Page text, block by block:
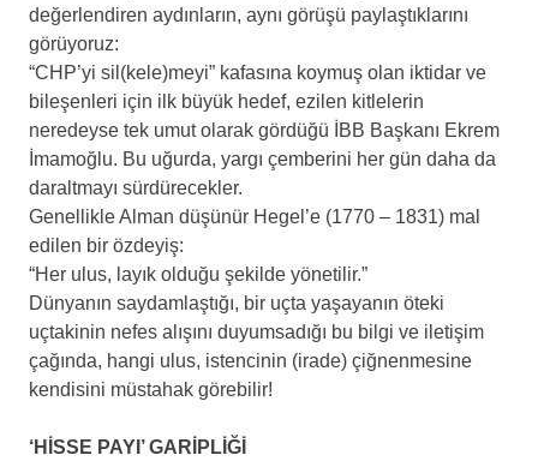
değerlendiren aydınların, aynı görüşü paylaştıklarını
görüyoruz:
“CHP’yi sil(kele)meyi” kafasına koymuş olan iktidar ve
bileşenleri için ilk büyük hedef, ezilen kitlelerin
neredeyse tek umut olarak gördüğü İBB Başkanı Ekrem
İmamoğlu. Bu uğurda, yargı çemberini her gün daha da
daraltmayı sürdürecekler.
Genellikle Alman düşünür Hegel’e (1770 – 1831) mal
edilen bir özdeyiş:
“Her ulus, layık olduğu şekilde yönetilir.”
Dünyanın saydamlaştığı, bir uçta yaşayanın öteki
uçtakinin nefes alışını duyumsadığı bu bilgi ve iletişim
çağında, hangi ulus, istencinin (irade) çiğnenmesine
kendisini müstahak görebilir!
‘HİSSE PAYI’ GARİPLİĞİ